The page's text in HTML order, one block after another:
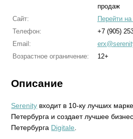
продаж
Сайт:
Перейти
Телефон:
+7 (905)
Email:
Возрастное ограничение:
12+
Описание
Serenity входит в 10-ку лучших
Петербурга и создает лучшее
Петербурга Digitale.